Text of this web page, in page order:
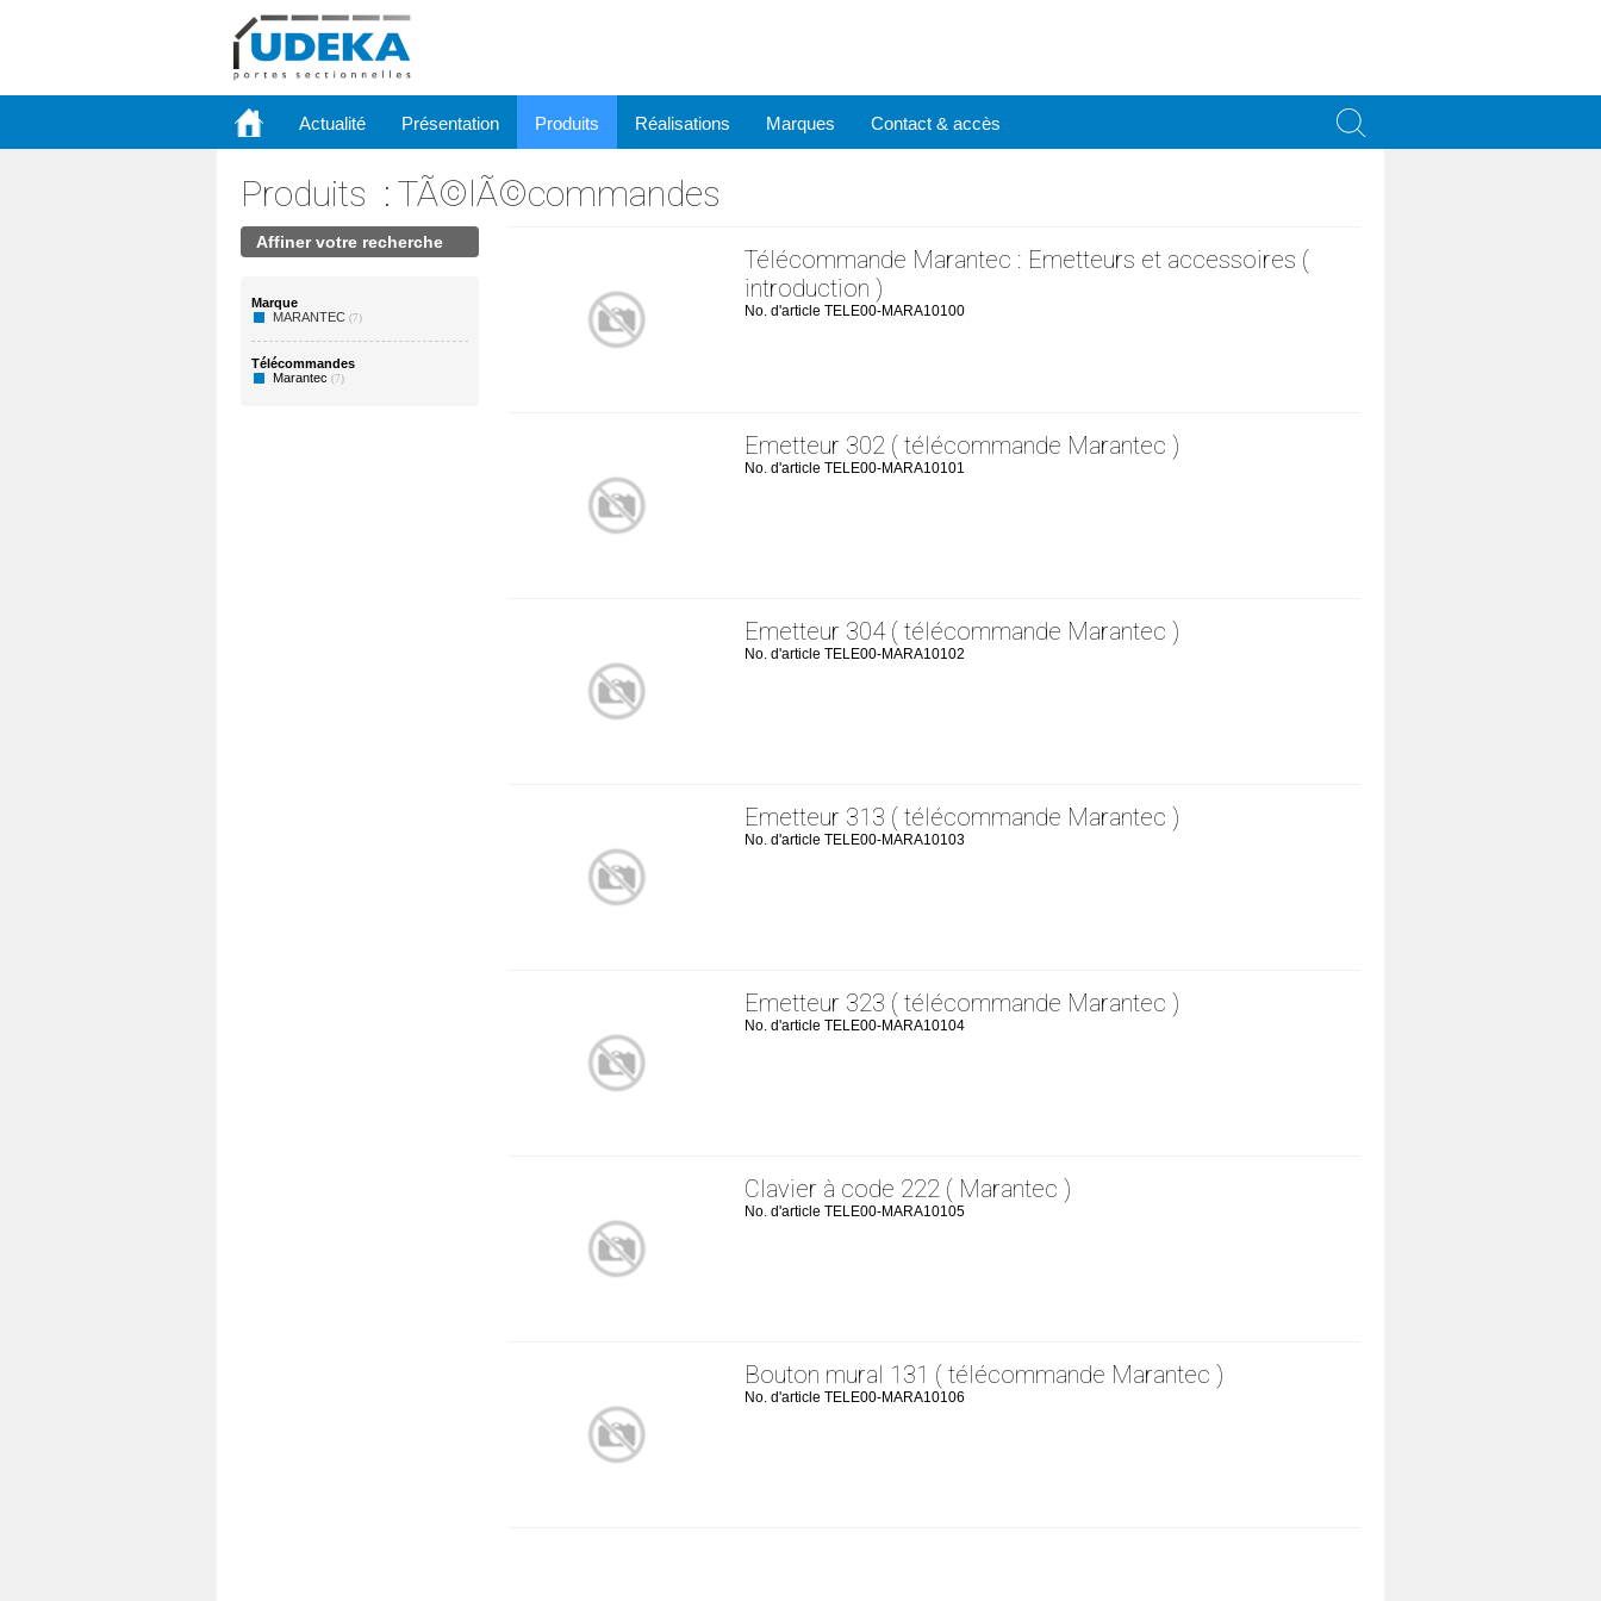
Actualité Présentation Produits Réalisations Marques Contact & accès
Produits : TÃ©lÃ©commandes
Affiner votre recherche
Marque
MARANTEC (7)
Télécommandes
Marantec (7)
Télécommande Marantec : Emetteurs et accessoires (
introduction )
No. d'article TELE00-MARA10100
Emetteur 302 ( télécommande Marantec )
No. d'article TELE00-MARA10101
Emetteur 304 ( télécommande Marantec )
No. d'article TELE00-MARA10102
Emetteur 313 ( télécommande Marantec )
No. d'article TELE00-MARA10103
Emetteur 323 ( télécommande Marantec )
No. d'article TELE00-MARA10104
Clavier à code 222 ( Marantec )
No. d'article TELE00-MARA10105
Bouton mural 131 ( télécommande Marantec )
No. d'article TELE00-MARA10106